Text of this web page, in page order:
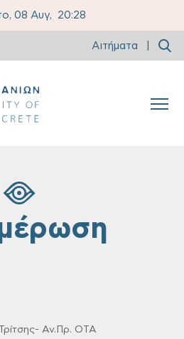
08 Αυγ, 20:28
Αιτήματα
Αν.Πρ. OTA